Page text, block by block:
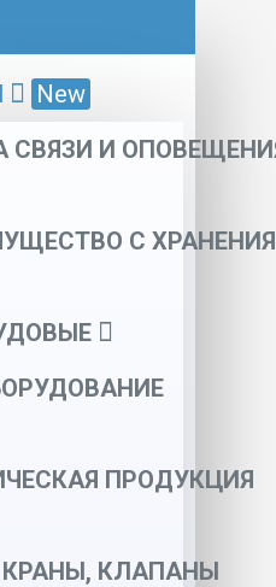
New
СВЯЗИ И
С ХРАНЕНИЯ
ПРОДУКЦИЯ
КЛАПАНЫ